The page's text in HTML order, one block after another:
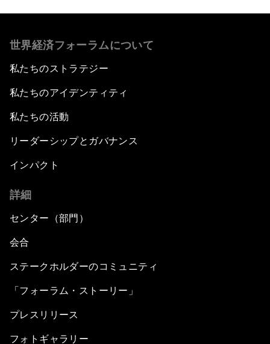
世界経済フォーラムについて
私たちのストラテジー
私たちのアイデンティティ
私たちの活動
リーダーシップとガバナンス
インパクト
詳細
センター（部門）
会合
ステークホルダーのコミュニティ
「フォーラム・ストーリー」
プレスリリース
フォトギャラリー